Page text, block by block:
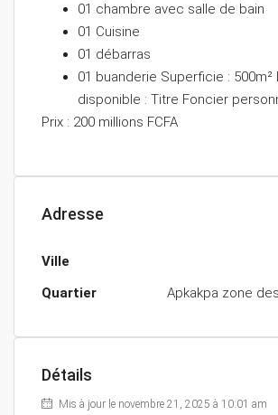
01 chambre avec salle de bain
01 Cuisine
01 débarras
01 buanderie Superficie :
disponible : Titre Foncier
Prix : 200 millions FCFA
Adresse
Ville
Quartier
Apkakpa zone
Détails
Mis à jour le novembre 21, 2025 à 10:01 am